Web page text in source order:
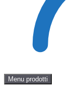
Menu prodotti